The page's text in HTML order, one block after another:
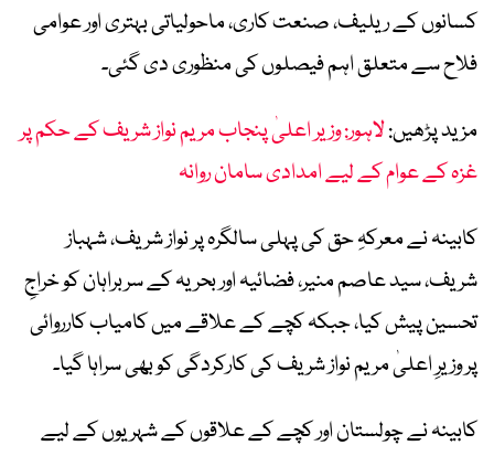
کسانوں کے ریلیف، صنعت کاری، ماحولیاتی بہتری اور عوامی
فلاح سے متعلق اہم فیصلوں کی منظوری دی گئی۔
مزید پڑھیں:لاہور: وزیر اعلیٰ پنجاب مریم نواز شریف کے حکم پر
غزہ کے عوام کے لیے امدادی سامان روانہ
کابینہ نے معرکہِ حق کی پہلی سالگرہ پر نواز شریف، شہباز
شریف، سید عاصم منیر، فضائیہ اور بحریہ کے سربراہان کو خراجِ
تحسین پیش کیا، جبکہ کچے کے علاقے میں کامیاب کارروائی
پر وزیرِ اعلیٰ مریم نواز شریف کی کارکردگی کو بھی سراہا گیا۔
کابینہ نے چولستان اور کچے کے علاقوں کے شہریوں کے لیے